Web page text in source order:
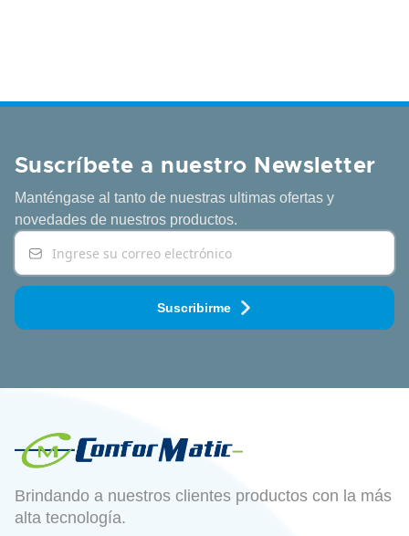
Suscríbete a nuestro Newsletter
Manténgase al tanto de nuestras ultimas ofertas y
novedades de nuestros productos.
Suscribirme
Brindando a nuestros clientes productos con la más
alta tecnología.